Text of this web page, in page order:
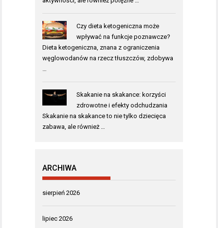
Czy dieta ketogeniczna może
wpływać na funkcje poznawcze?
Dieta ketogeniczna, znana z ograniczenia
węglowodanów na rzecz tłuszczów, zdobywa
…
Skakanie na skakance: korzyści
zdrowotne i efekty odchudzania
Skakanie na skakance to nie tylko dziecięca
zabawa, ale również …
ARCHIWA
sierpień 2026
lipiec 2026